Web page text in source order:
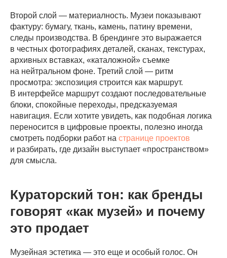
Второй слой — материалность. Музеи показывают
фактуру: бумагу, ткань, камень, патину времени,
следы производства. В брендинге это выражается
в честных фотографиях деталей, сканах, текстурах,
архивных вставках, «каталожной» съемке
на нейтральном фоне. Третий слой — ритм
просмотра: экспозиция строится как маршрут.
В интерфейсе маршрут создают последовательные
блоки, спокойные переходы, предсказуемая
навигация. Если хотите увидеть, как подобная логика
переносится в цифровые проекты, полезно иногда
смотреть подборки работ на странице проектов
и разбирать, где дизайн выступает «пространством»
для смысла.
Кураторский тон: как бренды
говорят «как музей» и почему
это продает
Музейная эстетика — это еще и особый голос. Он